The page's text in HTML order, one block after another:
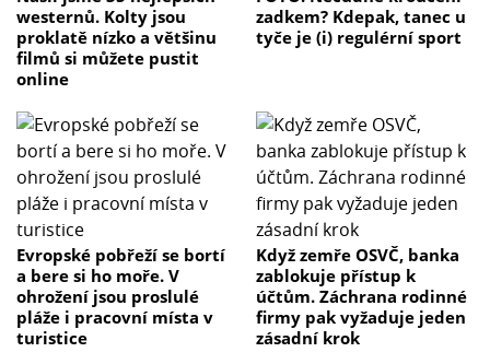
westernů. Kolty jsou
proklatě nízko a většinu
filmů si můžete pustit
online
zadkem? Kdepak, tanec u
tyče je (i) regulérní sport
Evropské pobřeží se bortí
a bere si ho moře. V
ohrožení jsou proslulé
pláže i pracovní místa v
turistice
Když zemře OSVČ, banka
zablokuje přístup k
účtům. Záchrana rodinné
firmy pak vyžaduje jeden
zásadní krok